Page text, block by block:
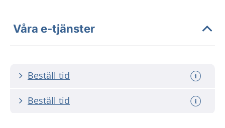
Våra e-tjänster
Beställ tid
Beställ tid